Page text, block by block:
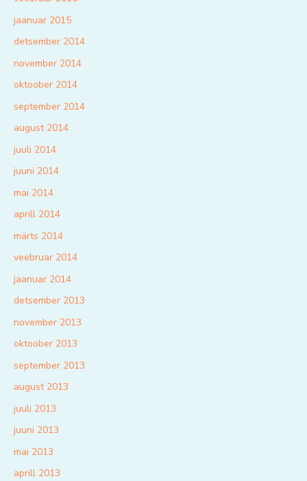
jaanuar 2015
detsember 2014
november 2014
oktoober 2014
september 2014
august 2014
juuli 2014
juuni 2014
mai 2014
aprill 2014
märts 2014
veebruar 2014
jaanuar 2014
detsember 2013
november 2013
oktoober 2013
september 2013
august 2013
juuli 2013
juuni 2013
mai 2013
aprill 2013